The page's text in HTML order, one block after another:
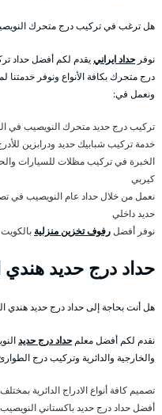
هل ترغب في تركيب درج متحرك
نوفر حداد ايرانييقدم لكم أفضل حداد
درج متحرك بكافة الأنواع ونوفر
ونعمل في:
تركيب درج حديد متحرك النويصيب في
خدمة تركيب شبابيك حديد ودرابزين
الخبرة في تركيب مظلات للسيارات
كيربي
نعمل من خلال حداد عام النويصيب في
حديد داخلي
نوفر أفضلرفوف تخزين منزلية
حداد درج حديد هندي
هل أنت بحاجة إلى حداد درج حديد هندي
نقدم لكم أفضل معلم حداد درج حديد
والخارجية والدائرية وتركيب درج
تصميم كافة أنواع الادراج الدائرية
أفضل حداد درج حديد باكستاني النويصيب